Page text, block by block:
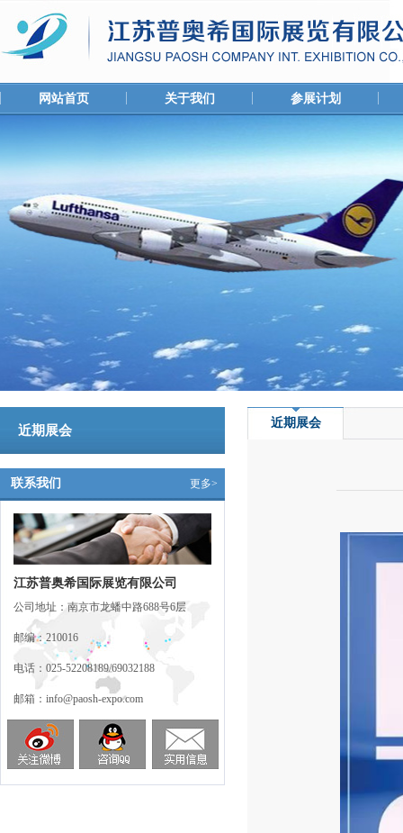
网站首页 关于我们 参展计划
近期展会
联系我们 更多>
江苏普奥希国际展览有限公司
公司地址：南京市龙蟠中路688号6层
邮编：210016
电话：025-52208189/69032188
邮箱：info@paosh-expo.com
近期展会